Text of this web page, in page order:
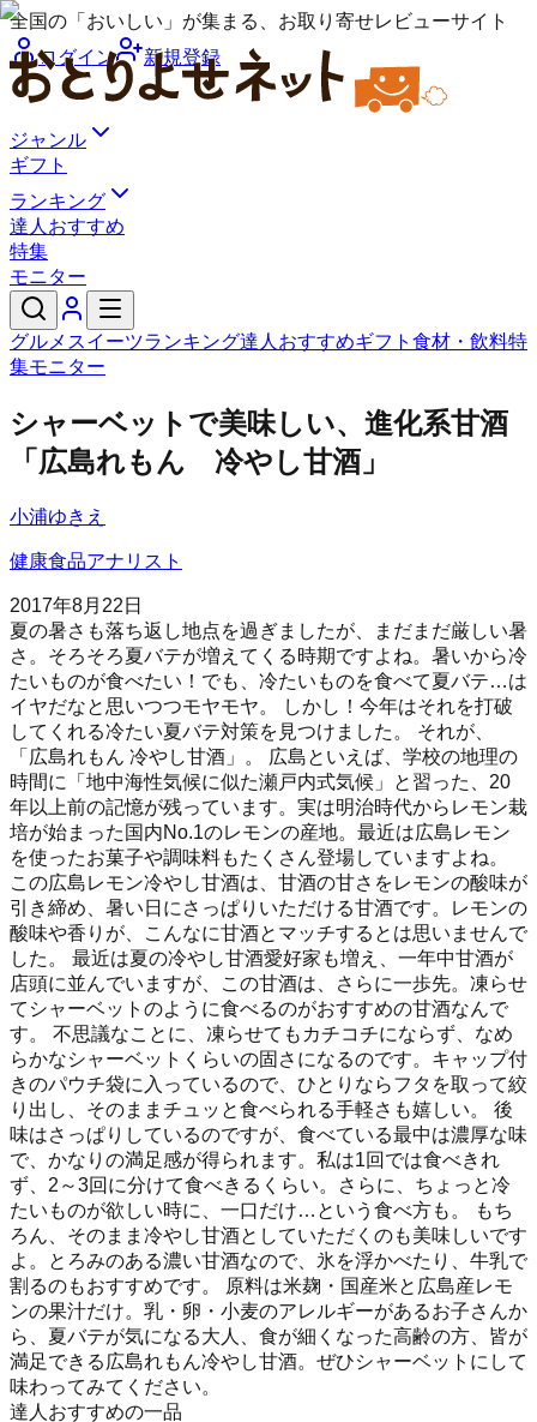
全国の「おいしい」が集まる、お取り寄せレビューサイト
ログイン
新規登録
ジャンル
ギフト
ランキング
達人おすすめ
特集
モニター
グルメ スイーツランキング達人おすすめギフト 食材・飲料特
集モニター
シャーベットで美味しい、進化系甘酒
「広島れもん 冷やし甘酒」
小浦ゆきえ
健康食品アナリスト
2017年8月22日
夏の暑さも落ち返し地点を過ぎましたが、まだまだ厳しい暑
さ。そろそろ夏バテが増えてくる時期ですよね。暑いから冷
たいものが食べたい！でも、冷たいものを食べて夏バテ…は
イヤだなと思いつつモヤモヤ。 しかし！今年はそれを打破
してくれる冷たい夏バテ対策を見つけました。 それが、
「広島れもん 冷やし甘酒」。 広島といえば、学校の地理の
時間に「地中海性気候に似た瀬戸内式気候」と習った、20
年以上前の記憶が残っています。実は明治時代からレモン栽
培が始まった国内No.1のレモンの産地。最近は広島レモン
を使ったお菓子や調味料もたくさん登場していますよね。
この広島レモン冷やし甘酒は、甘酒の甘さをレモンの酸味が
引き締め、暑い日にさっぱりいただける甘酒です。レモンの
酸味や香りが、こんなに甘酒とマッチするとは思いませんで
した。 最近は夏の冷やし甘酒愛好家も増え、一年中甘酒が
店頭に並んでいますが、この甘酒は、さらに一歩先。凍らせ
てシャーベットのように食べるのがおすすめの甘酒なんで
す。 不思議なことに、凍らせてもカチコチにならず、なめ
らかなシャーベットくらいの固さになるのです。キャップ付
きのパウチ袋に入っているので、ひとりならフタを取って絞
り出し、そのままチュッと食べられる手軽さも嬉しい。 後
味はさっぱりしているのですが、食べている最中は濃厚な味
で、かなりの満足感が得られます。私は1回では食べきれ
ず、2～3回に分けて食べきるくらい。さらに、ちょっと冷
たいものが欲しい時に、一口だけ…という食べ方も。 もち
ろん、そのまま冷やし甘酒としていただくのも美味しいです
よ。とろみのある濃い甘酒なので、氷を浮かべたり、牛乳で
割るのもおすすめです。 原料は米麹・国産米と広島産レモ
ンの果汁だけ。乳・卵・小麦のアレルギーがあるお子さんか
ら、夏バテが気になる大人、食が細くなった高齢の方、皆が
満足できる広島れもん冷やし甘酒。ぜひシャーベットにして
味わってみてください。
達人おすすめの一品